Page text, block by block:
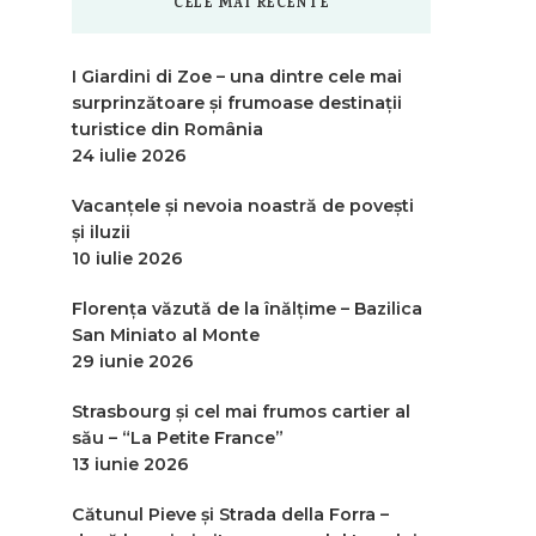
CELE MAI RECENTE
I Giardini di Zoe – una dintre cele mai
surprinzătoare și frumoase destinații
turistice din România
24 iulie 2026
Vacanțele și nevoia noastră de povești
și iluzii
10 iulie 2026
Florența văzută de la înălțime – Bazilica
San Miniato al Monte
29 iunie 2026
Strasbourg și cel mai frumos cartier al
său – “La Petite France”
13 iunie 2026
Cătunul Pieve și Strada della Forra –